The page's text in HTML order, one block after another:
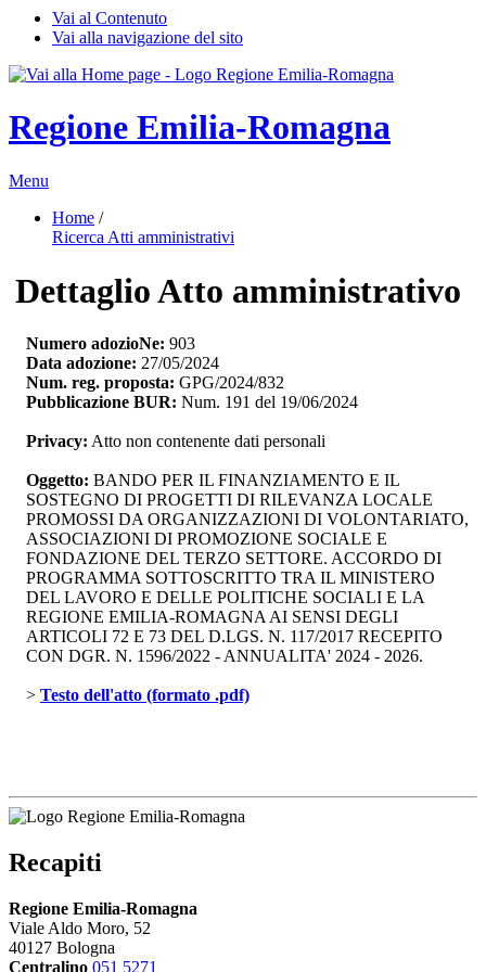
Vai al Contenuto
Vai alla navigazione del sito
Regione Emilia-Romagna
Menu
Home /
Ricerca Atti amministrativi
Dettaglio Atto amministrativo
Numero adozioNe: 903
Data adozione: 27/05/2024
Num. reg. proposta: GPG/2024/832
Pubblicazione BUR: Num. 191 del 19/06/2024
Privacy: Atto non contenente dati personali
Oggetto: BANDO PER IL FINANZIAMENTO E IL
SOSTEGNO DI PROGETTI DI RILEVANZA LOCALE
PROMOSSI DA ORGANIZZAZIONI DI VOLONTARIATO,
ASSOCIAZIONI DI PROMOZIONE SOCIALE E
FONDAZIONE DEL TERZO SETTORE. ACCORDO DI
PROGRAMMA SOTTOSCRITTO TRA IL MINISTERO
DEL LAVORO E DELLE POLITICHE SOCIALI E LA
REGIONE EMILIA-ROMAGNA AI SENSI DEGLI
ARTICOLI 72 E 73 DEL D.LGS. N. 117/2017 RECEPITO
CON DGR. N. 1596/2022 - ANNUALITA' 2024 - 2026.
> Testo dell'atto (formato .pdf)
Recapiti
Regione Emilia-Romagna
Viale Aldo Moro, 52
40127 Bologna
Centralino 051 5271